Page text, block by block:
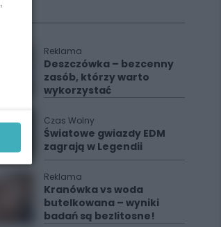
Reklama
Deszczówka – bezcenny
zasób, którzy warto
wykorzystać
Czas Wolny
Światowe gwiazdy EDM
zagrają w Legendii
Reklama
Kranówka vs woda
butelkowana – wyniki
badań są bezlitosne!